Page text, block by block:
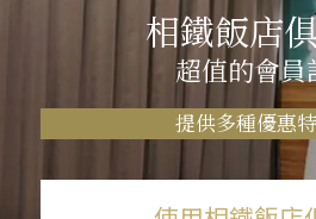
相鐵飯店
超值的會員
提供多種優惠